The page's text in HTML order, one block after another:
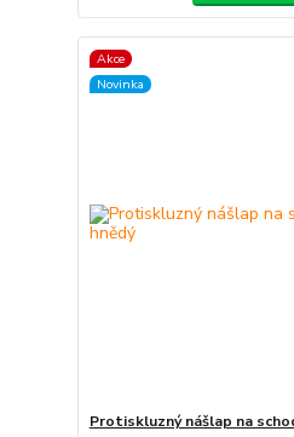
Akce
Novinka
Protiskluzný nášlap na